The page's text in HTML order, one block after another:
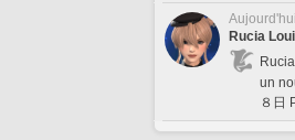
Rucia
un
８日